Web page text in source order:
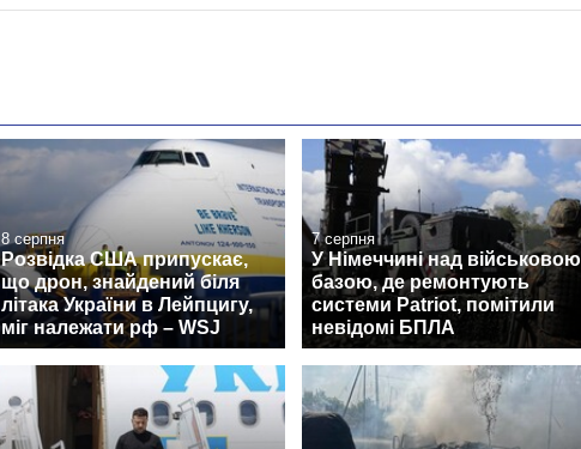
8 серпня
Розвідка США припускає,
що дрон, знайдений біля
літака України в Лейпцигу,
міг належати рф – WSJ
7 серпня
У Німеччині над військовою
базою, де ремонтують
системи Patriot, помітили
невідомі БПЛА